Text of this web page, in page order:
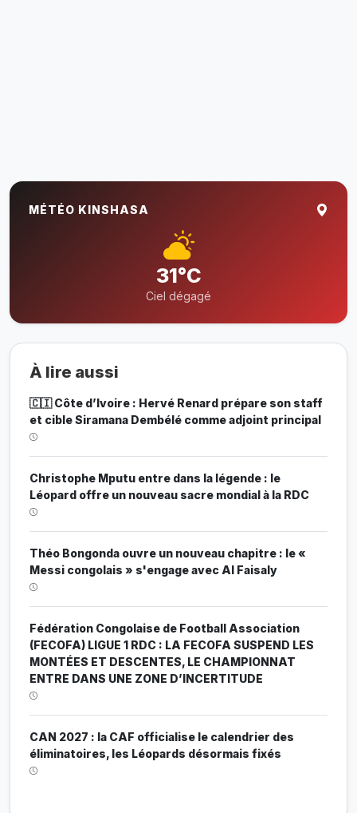
MÉTÉO KINSHASA
31°C
Ciel dégagé
À lire aussi
🇨🇮 Côte d’Ivoire : Hervé Renard prépare son staff
et cible Siramana Dembélé comme adjoint principal
Christophe Mputu entre dans la légende : le
Léopard offre un nouveau sacre mondial à la RDC
Théo Bongonda ouvre un nouveau chapitre : le «
Messi congolais » s'engage avec Al Faisaly
Fédération Congolaise de Football Association
(FECOFA) LIGUE 1 RDC : LA FECOFA SUSPEND LES
MONTÉES ET DESCENTES, LE CHAMPIONNAT
ENTRE DANS UNE ZONE D’INCERTITUDE
CAN 2027 : la CAF officialise le calendrier des
éliminatoires, les Léopards désormais fixés